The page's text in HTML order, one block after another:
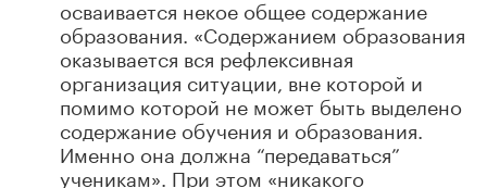
осваивается некое общее содержание
образования. «Содержанием образования
оказывается вся рефлексивная
организация ситуации, вне которой и
помимо которой не может быть выделено
содержание обучения и образования.
Именно она должна “передаваться”
ученикам». При этом «никакого